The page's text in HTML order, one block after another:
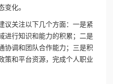
变化。
议关注以下几个方面：一是紧
进行知识和能力的积累；二是
协调和团队合作能力；三是积
策和平台资源，完成个人职业